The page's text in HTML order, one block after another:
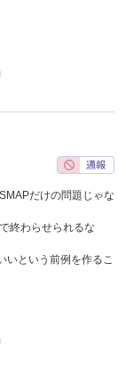
だけの問題じゃな
終わらせられるな
いという前例を作るこ